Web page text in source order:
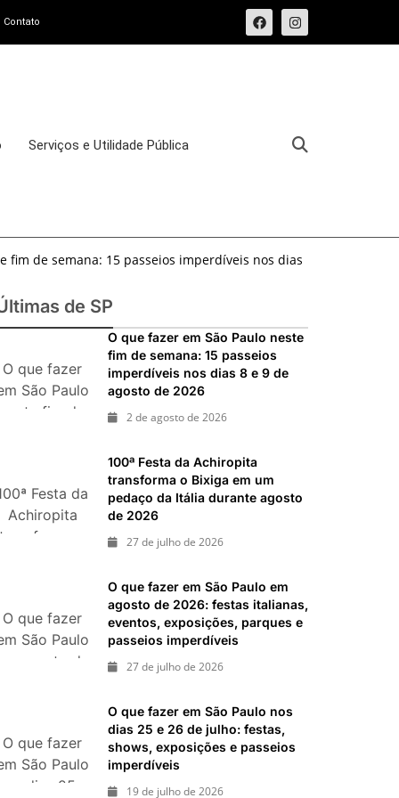
Contato
Serviços e Utilidade Pública
fim de semana: 15 passeios imperdíveis nos dias
o Bixiga em um pedaço da Itália durante
de 2026: festas italianas, eventos,
25 e 26 de julho: festas, shows, exposições e
18 e 19 de julho de 2026: festas julinas, shows,
imperdíveis
de semana de 11 e 12 de julho: guia completo
parques, gastronomia, automobilismo e
de SP
O que fazer
São Paulo
neste fim de
nos dias 8 e
9 de agosto
de 2026
O que fazer em São Paulo neste
fim de semana: 15 passeios
imperdíveis nos dias 8 e 9 de
agosto de 2026
2 de agosto de 2026
Festa da
Achiropita
transforma o
agosto de
2026
100ª Festa da Achiropita
transforma o Bixiga em um
pedaço da Itália durante agosto
de 2026
27 de julho de 2026
O que fazer
São Paulo
em agosto de
exposições,
parques e
passeios
O que fazer em São Paulo em
agosto de 2026: festas italianas,
eventos, exposições, parques e
passeios imperdíveis
27 de julho de 2026
O que fazer
São Paulo
nos dias 25 e
O que fazer em São Paulo nos
dias 25 e 26 de julho: festas,
shows, exposições e passeios
imperdíveis
19 de julho de 2026